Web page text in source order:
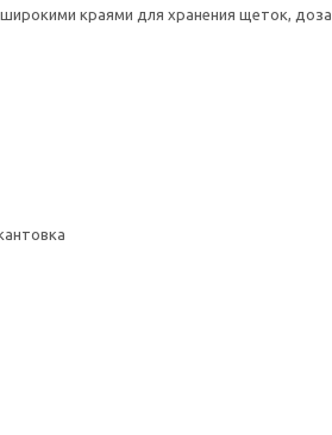
широкими краями для хранения щеток,